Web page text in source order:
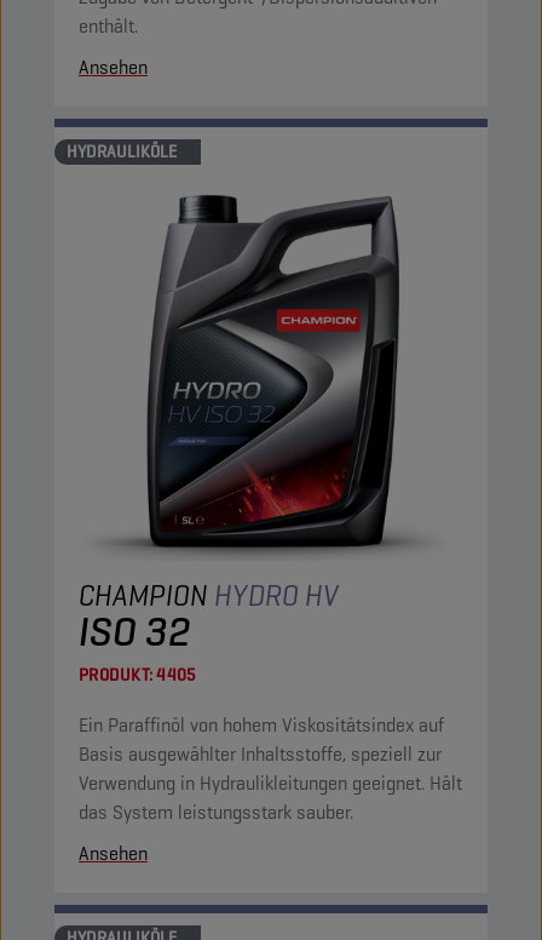
enthält.
Ansehen
HYDRAULIKÖLE
CHAMPION HYDRO HV
ISO 32
PRODUKT:4405
Ein Paraffinöl von hohem Viskositätsindex auf
Basis ausgewählter Inhaltsstoffe, speziell zur
Verwendung in Hydraulikleitungen geeignet. Hält
das System leistungsstark sauber.
Ansehen